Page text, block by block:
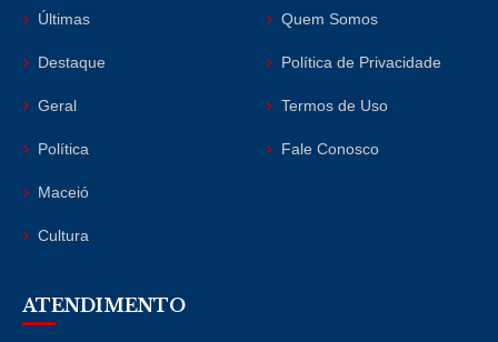
Últimas
Destaque
Geral
Política
Maceió
Cultura
Quem Somos
Política de Privacidade
Termos de Uso
Fale Conosco
ATENDIMENTO